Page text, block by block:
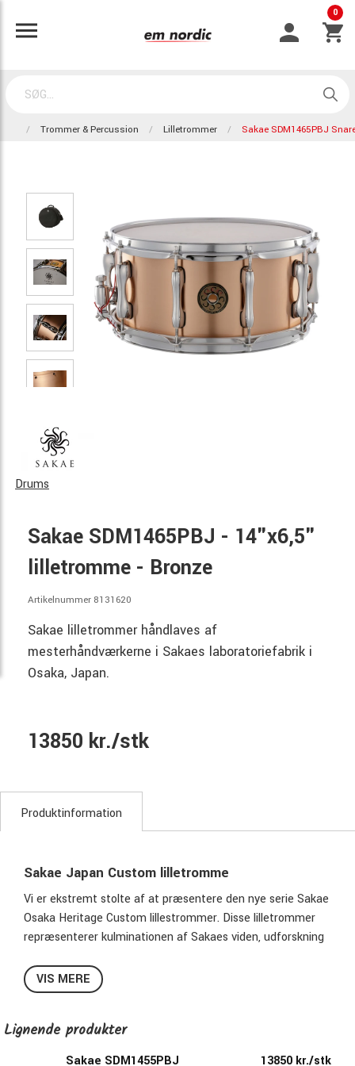
0
Trommer & Percussion Lilletrommer Sakae SDM1465PBJ
Drums
Sakae SDM1465PBJ - 14"x6,5"
lilletromme - Bronze
Artikelnummer 8131620
Sakae lilletrommer håndlaves af
mesterhåndværkerne i Sakaes laboratoriefabrik i
Osaka, Japan.
13850 kr./stk
Produktinformation
Sakae Japan Custom lilletromme
Vi er ekstremt stolte af at præsentere den nye serie Sakae
Osaka Heritage Custom lillestrommer. Disse lilletrommer
repræsenterer kulminationen af ​​Sakaes viden, udforskning
håndværk og mange års erfaring med trommefremstilling,
både under eget navn, og for andre mærker. Disse nye
Lab-fabrik i Osaka, Japan. Der er to modeller, Phosphor
VIS MERE
Lignende produkter
Sakae SDM1455PBJ 13850 kr./stk